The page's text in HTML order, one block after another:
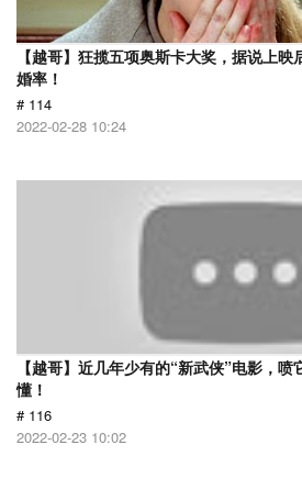
【越哥】狂揽五项奥斯卡大奖，据说上
婚率！
# 114
2022-02-28 10:24
【越哥】近几年少有的“新武侠”电影，
懂！
# 116
2022-02-23 10:02